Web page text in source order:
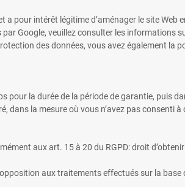
pour intérêt légitime d’aménager le site Web
Google, veuillez consulter les informations
des données, vous avez également la
la durée de la période de garantie, puis
la mesure où vous n’avez pas consenti
aux art. 15 à 20 du RGPD: droit
aux traitements effectués sur la